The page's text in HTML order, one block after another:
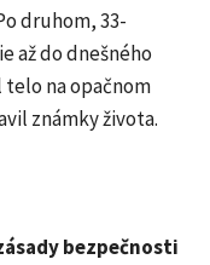
druhom, 33-
až do dnešného
telo na opačnom
známky života.
bezpečnosti